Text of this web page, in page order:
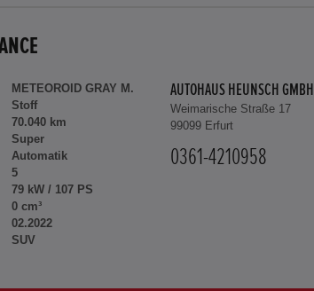
METEOROID GRAY M.
Stoff
70.040 km
Super
Automatik
5
79 kW / 107 PS
0 cm³
02.2022
SUV
AUTOHAUS HEUNSCH GMBH
Weimarische Straße 17
99099 Erfurt
0361-4210958